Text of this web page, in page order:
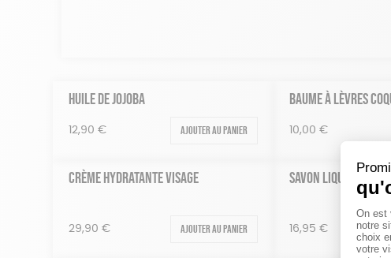
HUILE DE JOJOBA
12,90 € Ajouter au panier
BAUME À LÈVRES
10,00 €
CRÈME HYDRATANTE VISAGE
29,90 € Ajouter au panier
SAVON LIQUIDE DE
16,95 €